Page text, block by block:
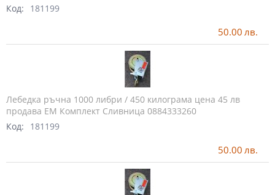
Код:
181199
50.00 лв.
Лебедка ръчна 1000 либри / 450 килограма цена 45 лв
продава ЕМ Комплект Сливница 0884333260
Код:
181199
50.00 лв.